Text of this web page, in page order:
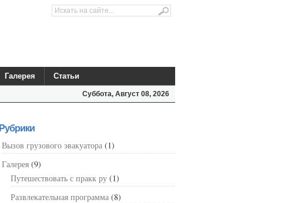
Галерея Статьи
Суббота, Август 08, 2026
Рубрики
Вызов грузового эвакуатора (1)
Галерея (9)
Путешествовать с пракк ру (1)
Развлекательная программа (8)